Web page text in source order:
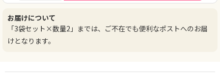
お届けについて
「3袋セット×数量2」までは、ご不在でも便利なポストへのお届
けとなります。